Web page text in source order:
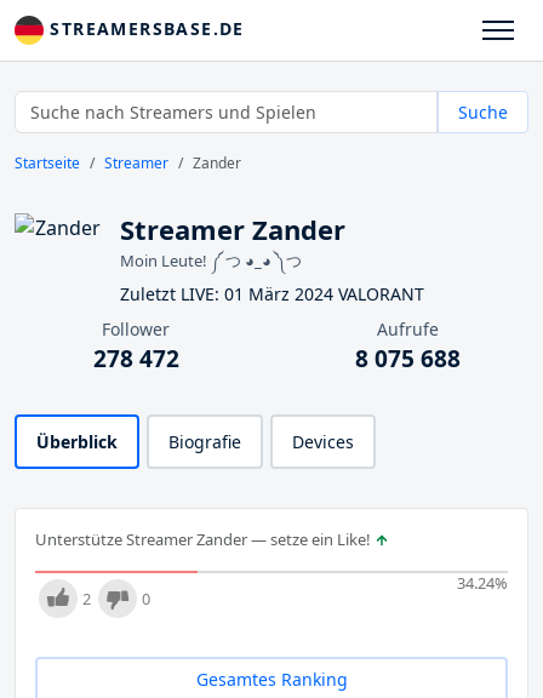
STREAMERSBASE.DE
Suche
Startseite Streamer Zander
Streamer Zander
Moin Leute! ༼ つ ◕_◕ ༽つ
Zuletzt LIVE: 01 März 2024 VALORANT
Follower
278 472
Aufrufe
8 075 688
Überblick Biografie Devices
Unterstütze Streamer Zander — setze ein Like!
34.24%
2 0
Gesamtes Ranking